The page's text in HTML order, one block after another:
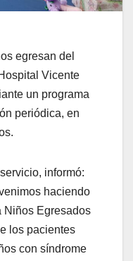
egresan del
Vicente
un programa
periódica, en
informó:
haciendo
Niños Egresados
los pacientes
con síndrome